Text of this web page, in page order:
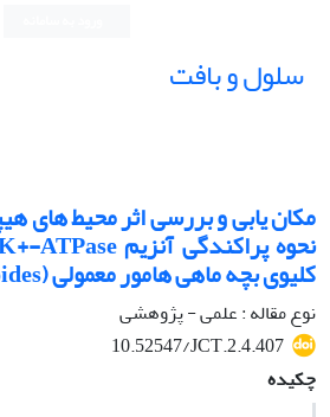
سلول و بافت
مکان یابی و بررسی اثر محیط های
کلیوی بچه ماهی هامور معمولی (Epinephelus coioides)
نوع مقاله : علمی - پژوهشی
10.52547/JCT.2.4.407
چکیده